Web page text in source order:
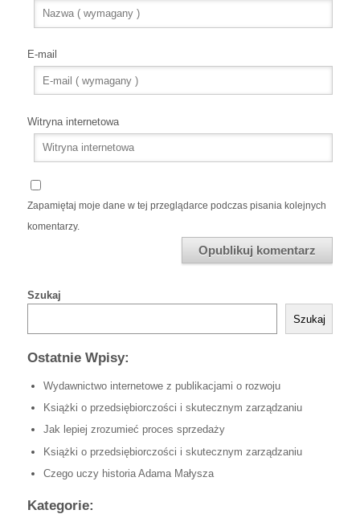
E-mail
Witryna internetowa
Zapamiętaj moje dane w tej przeglądarce podczas pisania kolejnych
komentarzy.
Szukaj
Szukaj
Ostatnie Wpisy:
Wydawnictwo internetowe z publikacjami o rozwoju
Książki o przedsiębiorczości i skutecznym zarządzaniu
Jak lepiej zrozumieć proces sprzedaży
Książki o przedsiębiorczości i skutecznym zarządzaniu
Czego uczy historia Adama Małysza
Kategorie: